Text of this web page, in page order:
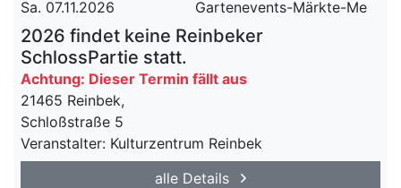
Sa. 07.11.2026 Gartenevents-Märkte-Me
2026 findet keine Reinbeker
SchlossPartie statt.
Achtung: Dieser Termin fällt aus
21465 Reinbek,
Schloßstraße 5
Veranstalter: Kulturzentrum Reinbek
alle Details